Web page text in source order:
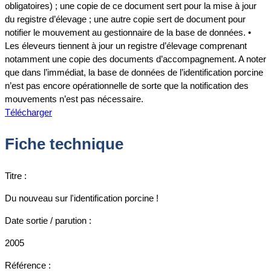
obligatoires) ; une copie de ce document sert pour la mise à jour
du registre d’élevage ; une autre copie sert de document pour
notifier le mouvement au gestionnaire de la base de données. •
Les éleveurs tiennent à jour un registre d’élevage comprenant
notamment une copie des documents d’accompagnement. A noter
que dans l’immédiat, la base de données de l’identification porcine
n’est pas encore opérationnelle de sorte que la notification des
mouvements n’est pas nécessaire.
Télécharger
Fiche technique
Titre :
Du nouveau sur l'identification porcine !
Date sortie / parution :
2005
Référence :